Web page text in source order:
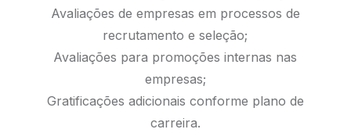
Avaliações de empresas em processos de
recrutamento e seleção;
Avaliações para promoções internas nas
empresas;
Gratificações adicionais conforme plano de
carreira.